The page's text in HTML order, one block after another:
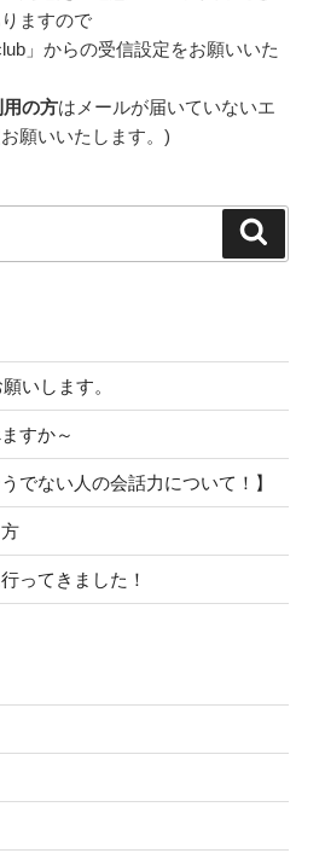
ますので
」からの受信設定をお願いいた
の方はメールが届いていないエ
願いいたします。)
いします。
すか～
でない人の会話力について！】
ってきました！